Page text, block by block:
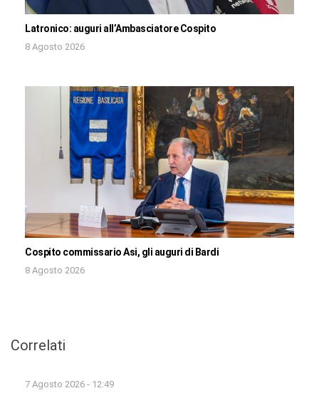
Latronico: auguri all’Ambasciatore Cospito
8 Agosto 2026
Cospito commissario Asi, gli auguri di Bardi
8 Agosto 2026
Correlati
7 Agosto 2026 - 12:49